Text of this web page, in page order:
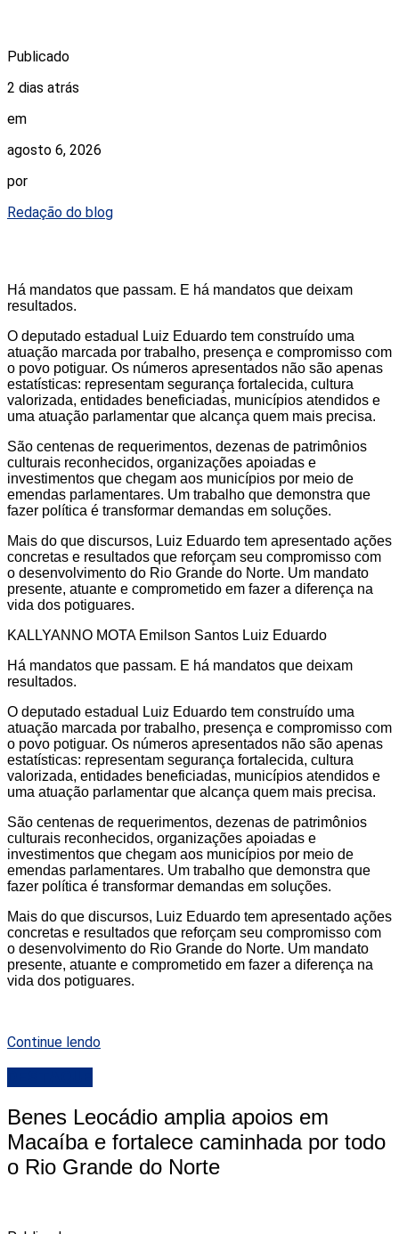
Publicado
2 dias atrás
em
agosto 6, 2026
por
Redação do blog
Há mandatos que passam. E há mandatos que deixam
resultados.
O deputado estadual Luiz Eduardo tem construído uma
atuação marcada por trabalho, presença e compromisso com
o povo potiguar. Os números apresentados não são apenas
estatísticas: representam segurança fortalecida, cultura
valorizada, entidades beneficiadas, municípios atendidos e
uma atuação parlamentar que alcança quem mais precisa.
São centenas de requerimentos, dezenas de patrimônios
culturais reconhecidos, organizações apoiadas e
investimentos que chegam aos municípios por meio de
emendas parlamentares. Um trabalho que demonstra que
fazer política é transformar demandas em soluções.
Mais do que discursos, Luiz Eduardo tem apresentado ações
concretas e resultados que reforçam seu compromisso com
o desenvolvimento do Rio Grande do Norte. Um mandato
presente, atuante e comprometido em fazer a diferença na
vida dos potiguares.
KALLYANNO MOTA Emilson Santos Luiz Eduardo
Há mandatos que passam. E há mandatos que deixam
resultados.
O deputado estadual Luiz Eduardo tem construído uma
atuação marcada por trabalho, presença e compromisso com
o povo potiguar. Os números apresentados não são apenas
estatísticas: representam segurança fortalecida, cultura
valorizada, entidades beneficiadas, municípios atendidos e
uma atuação parlamentar que alcança quem mais precisa.
São centenas de requerimentos, dezenas de patrimônios
culturais reconhecidos, organizações apoiadas e
investimentos que chegam aos municípios por meio de
emendas parlamentares. Um trabalho que demonstra que
fazer política é transformar demandas em soluções.
Mais do que discursos, Luiz Eduardo tem apresentado ações
concretas e resultados que reforçam seu compromisso com
o desenvolvimento do Rio Grande do Norte. Um mandato
presente, atuante e comprometido em fazer a diferença na
vida dos potiguares.
Continue lendo
Benes Leocádio amplia apoios em
Macaíba e fortalece caminhada por todo
o Rio Grande do Norte